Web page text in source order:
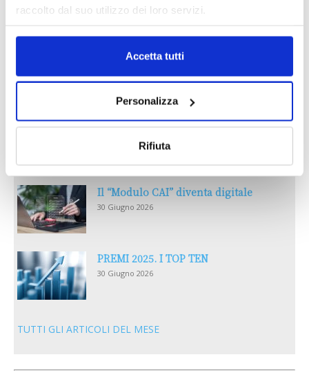
raccolto dal suo utilizzo dei loro servizi.
Accetta tutti
Personalizza
Rifiuta
Reclami e sanzioni 2025
30 Giugno 2026
LA GESTIONE DELLA REPUTAZIONE.
RECENSIONI E CRISI DIGITALI
Il “Modulo CAI” diventa digitale
30 Giugno 2026
PREMI 2025. I TOP TEN
30 Giugno 2026
TUTTI GLI ARTICOLI DEL MESE